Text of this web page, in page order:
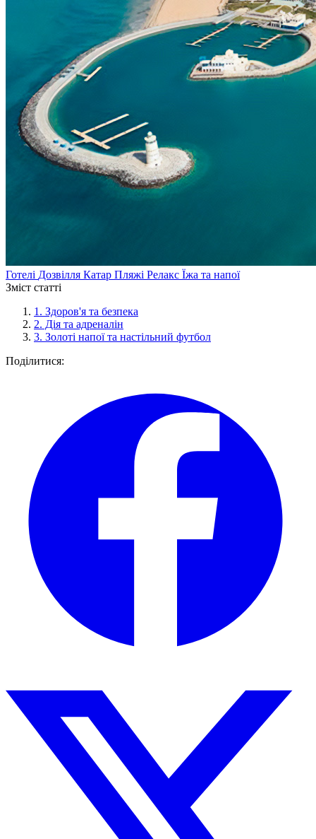
Готелі Дозвілля Катар Пляжі Релакс Їжа та напої
Зміст статті
1. Здоров'я та безпека
2. Дія та адреналін
3. Золоті напої та настільний футбол
Поділитися: